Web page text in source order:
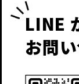
LINE
お問